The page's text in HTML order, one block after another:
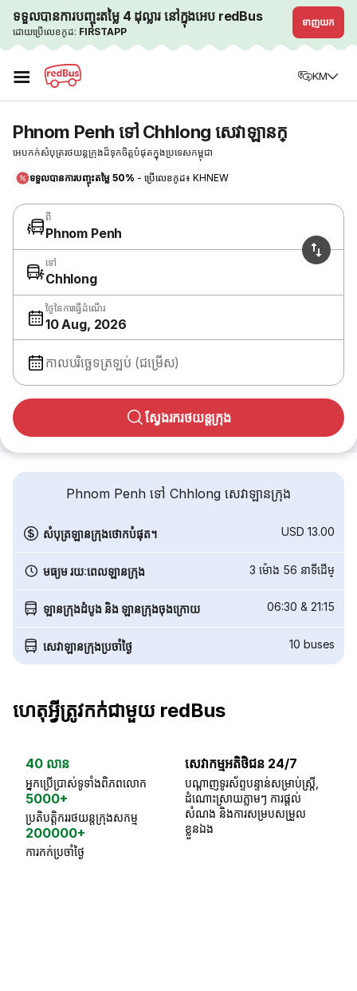
ទទួលបានការបញ្ចុះតម្លៃ 4 ដុល្លារ នៅក្នុងអេប redBus
ដោយប្រើលេខកូដ: FIRSTAPP
ទាញយក
☰ KM
Phnom Penh ទៅ Chhlong សេវាឡានក្
អេបកក់សំបុត្ររថយន្តក្រុងដ៏ទុកចិត្តបំផុតក្នុងប្រទេសកម្ពុជា
ទទួលបានការបញ្ចុះតម្លៃ 50% - ប្រើលេខកូដ៖ KHNEW
ពី
Phnom Penh
ទៅ
Chhlong
ថ្ងៃនៃការធ្វើដំណើរ
10 Aug, 2026
កាលបរិច្ឆេទត្រឡប់ (ជម្រើស)
ស្វែងរករថយន្តក្រុង
Phnom Penh ទៅ Chhlong សេវាឡានក្រុង
សំបុត្រឡានក្រុងថោកបំផុត។ USD 13.00
មធ្យម រយៈពេលឡានក្រុង 3 ម៉ោង 56 នាទី​ដើម្
ឡានក្រុងដំបូង និង ឡានក្រុងចុងក្រោយ 06:30 & 21:15
សេវាឡានក្រុងប្រចាំថ្ងៃ 10 buses
ហេតុអ្វីត្រូវកក់ជាមួយ redBus
40 លាន
អ្នកប្រើប្រាស់ទូទាំងពិភពលោក
5000+
ប្រតិបត្តិកររថយន្តក្រុងសកម្ម
200000+
ការកក់ប្រចាំថ្ងៃ
សេវាកម្មអតិថិជន 24/7
បណ្តាញទូរស័ព្ទបន្ទាន់សម្រាប់ស្ត្រី,
ដំណោះស្រាយភ្លាមៗ ការផ្តល់
សំណង និងការសម្របសម្រួល
ខ្លួនឯង